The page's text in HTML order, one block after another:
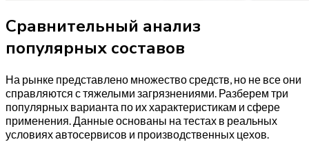
Сравнительный анализ
популярных составов
На рынке представлено множество средств, но не все они
справляются с тяжелыми загрязнениями. Разберем три
популярных варианта по их характеристикам и сфере
применения. Данные основаны на тестах в реальных
условиях автосервисов и производственных цехов.